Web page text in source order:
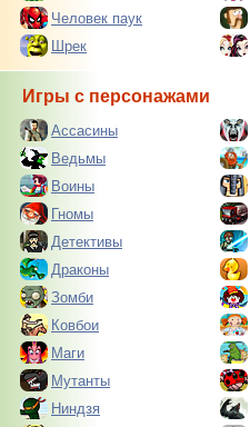
Человек паук
Шрек
Игры с персонажами
Ассасины
Ведьмы
Воины
Гномы
Детективы
Драконы
Зомби
Ковбои
Маги
Мутанты
Ниндзя